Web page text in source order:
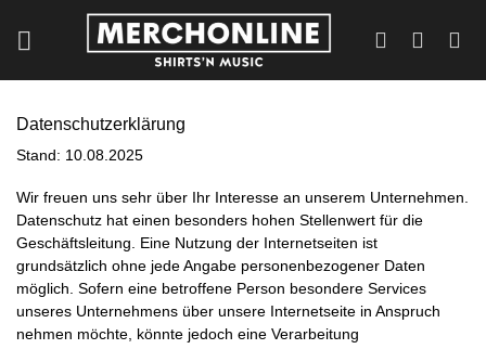
Inhalt
Datenschutzerklärung
Stand: 10.08.2025
Wir freuen uns sehr über Ihr Interesse an unserem Unternehmen.
Datenschutz hat einen besonders hohen Stellenwert für die
Geschäftsleitung. Eine Nutzung der Internetseiten ist
grundsätzlich ohne jede Angabe personenbezogener Daten
möglich. Sofern eine betroffene Person besondere Services
unseres Unternehmens über unsere Internetseite in Anspruch
nehmen möchte, könnte jedoch eine Verarbeitung